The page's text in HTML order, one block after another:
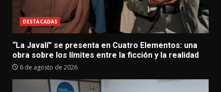
DESTACADAS
“La Javalí” se presenta en Cuatro Elementos: una
obra sobre los límites entre la ficción y la realidad
6 de agosto de 2026